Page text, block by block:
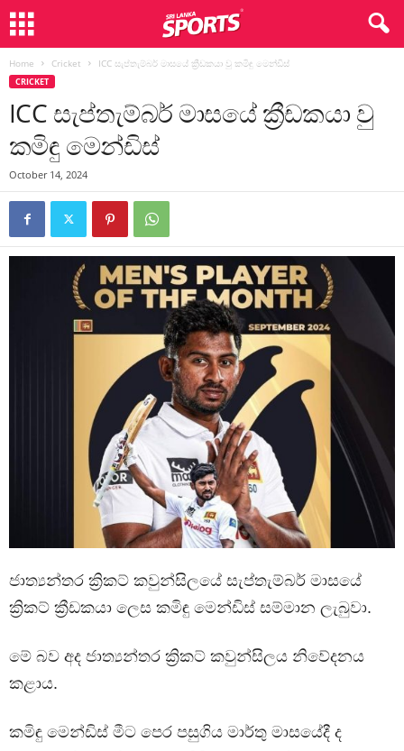
Home Cricket ICC සැප්තැම්බර් මාසයේ ක්‍රීඩකයා වු කමිඳු මෙන්ඩිස්
CRICKET
ICC සැප්තැම්බර් මාසයේ ක්‍රීඩකයා වු
කමිඳු මෙන්ඩිස්
October 14, 2024
ජාත්‍යන්තර ක්‍රිකට් කවුන්සිලයේ සැප්තැම්බර් මාසයේ
ක්‍රිකට් ක්‍රීඩකයා ලෙස කමිඳු මෙන්ඩිස් සම්මාන ලැබුවා.
මේ බව අද ජාත්‍යන්තර ක්‍රිකට් කවුන්සිලය නිවේදනය
කළාය.
කමිඳු මෙන්ඩිස් මීට පෙර පසුගිය මාර්තු මාසයේදී ද